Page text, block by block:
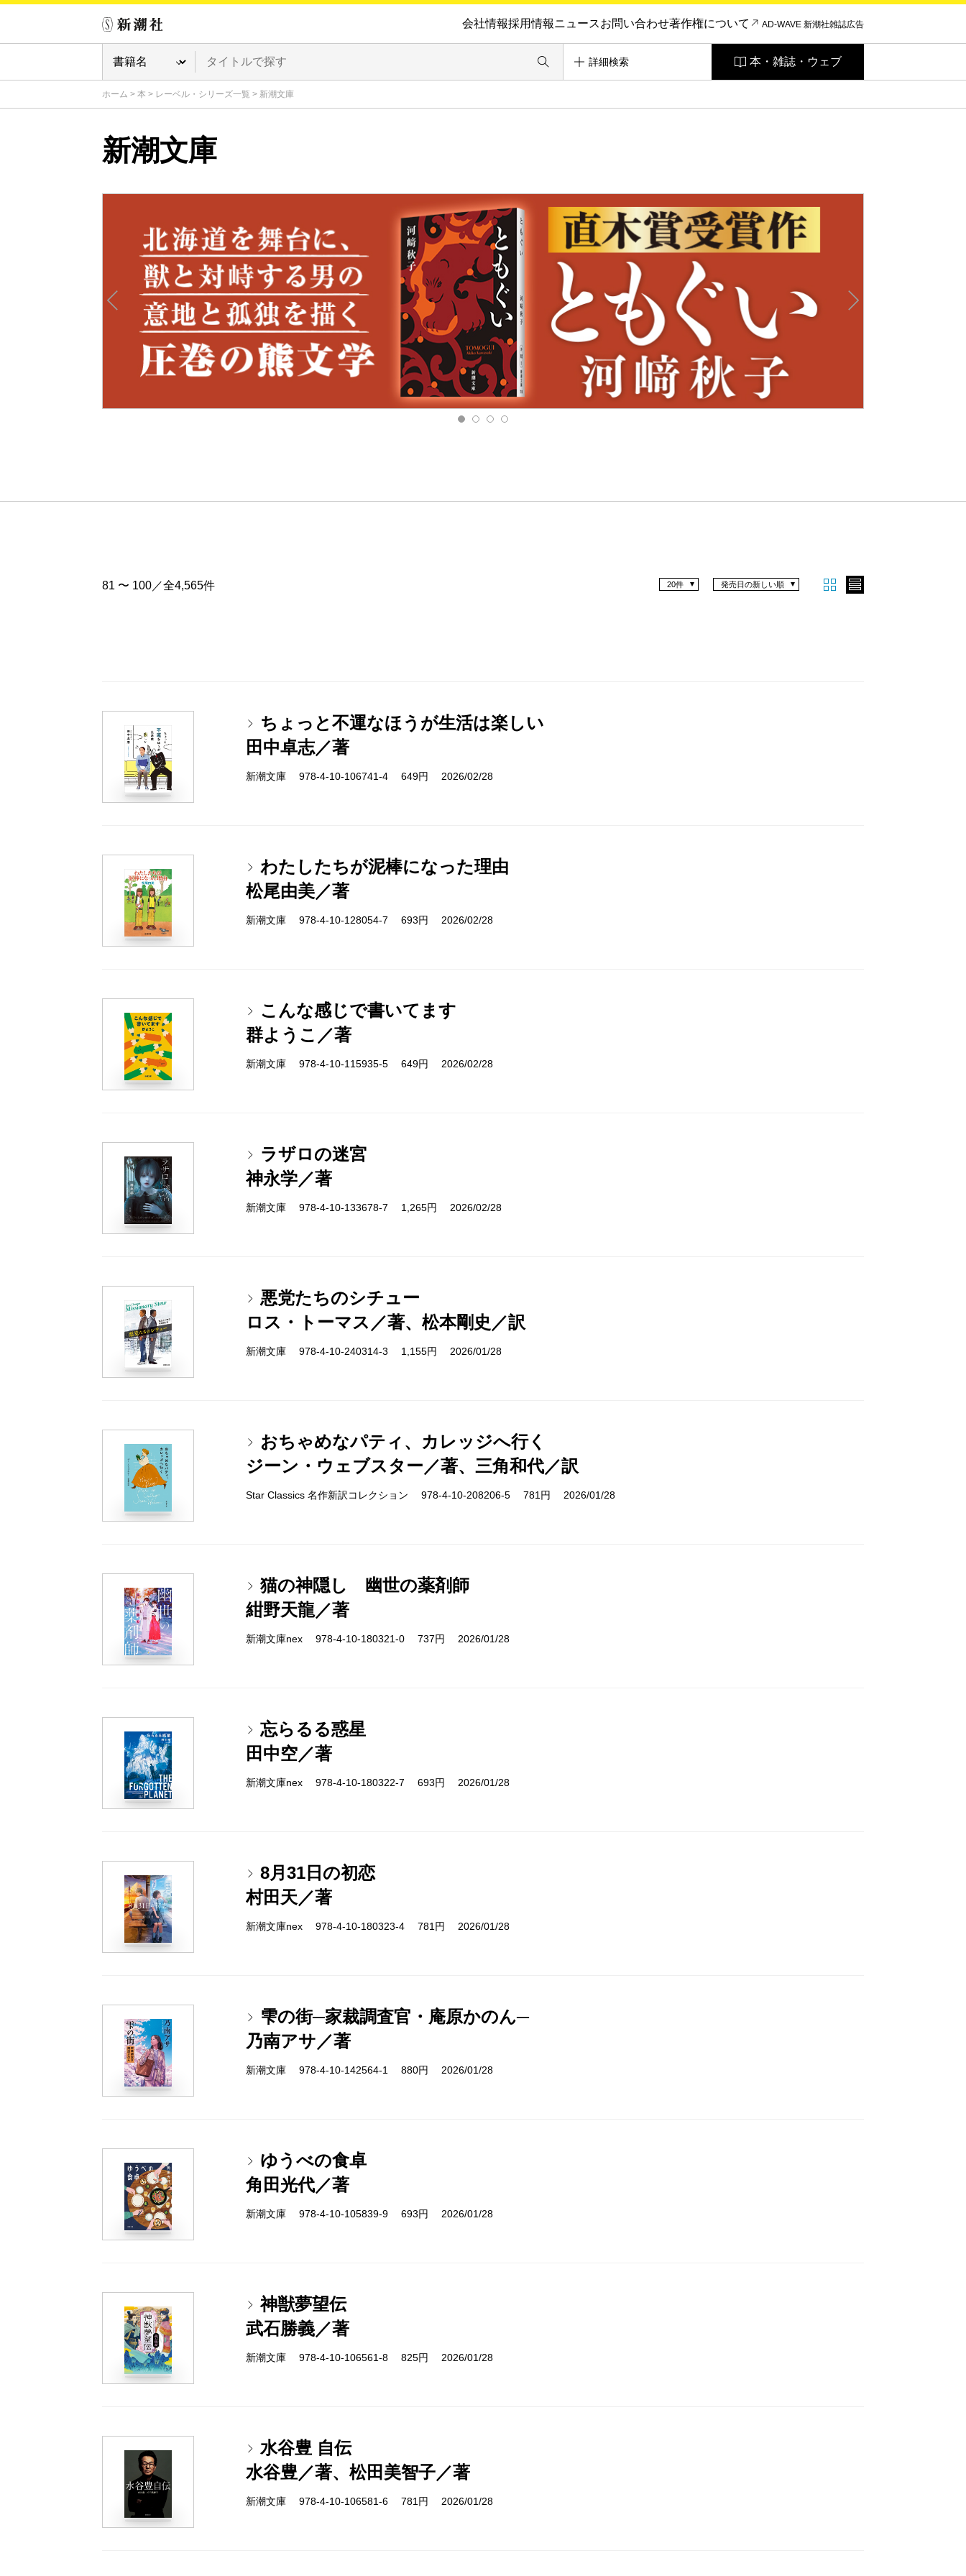
会社情報採用情報ニュースお問い合わせ著作権について AD-WAVE 新潮社雑誌広告
詳細検索 本・雑誌・ウェブ
ホーム > 本 > レーベル・シリーズ一覧 > 新潮文庫
新潮文庫
81 〜 100／全4,565件 発売日の新しい順
20件
ちょっと不運なほうが生活は楽しい
田中卓志／著
新潮文庫 978-4-10-106741-4 649円 2026/02/28
わたしたちが泥棒になった理由
松尾由美／著
新潮文庫 978-4-10-128054-7 693円 2026/02/28
こんな感じで書いてます
群ようこ／著
新潮文庫 978-4-10-115935-5 649円 2026/02/28
ラザロの迷宮
神永学／著
新潮文庫 978-4-10-133678-7 1,265円 2026/02/28
悪党たちのシチュー
ロス・トーマス／著、松本剛史／訳
新潮文庫 978-4-10-240314-3 1,155円 2026/01/28
おちゃめなパティ、カレッジへ行く
ジーン・ウェブスター／著、三角和代／訳
Star Classics 名作新訳コレクション 978-4-10-208206-5 781円 2026/01/28
猫の神隠し 幽世の薬剤師
紺野天龍／著
新潮文庫nex 978-4-10-180321-0 737円 2026/01/28
忘らるる惑星
田中空／著
新潮文庫nex 978-4-10-180322-7 693円 2026/01/28
8月31日の初恋
村田天／著
新潮文庫nex 978-4-10-180323-4 781円 2026/01/28
雫の街─家裁調査官・庵原かのん─
乃南アサ／著
新潮文庫 978-4-10-142564-1 880円 2026/01/28
ゆうべの食卓
角田光代／著
新潮文庫 978-4-10-105839-9 693円 2026/01/28
神獣夢望伝
武石勝義／著
新潮文庫 978-4-10-106561-8 825円 2026/01/28
水谷豊 自伝
水谷豊／著、松田美智子／著
新潮文庫 978-4-10-106581-6 781円 2026/01/28